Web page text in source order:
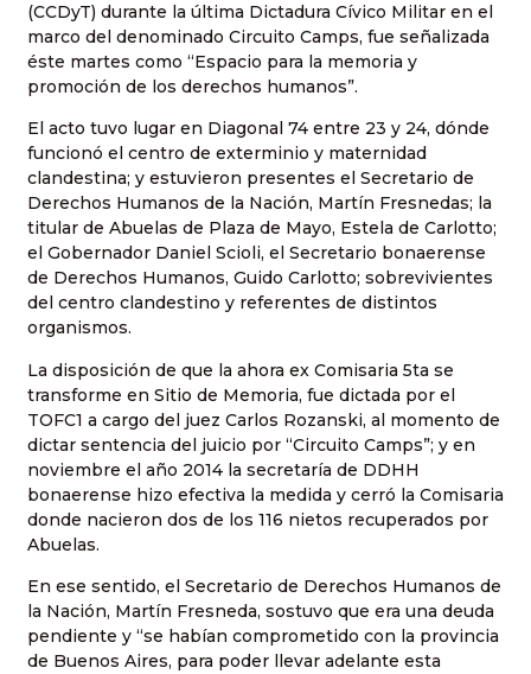
(CCDyT) durante la última Dictadura Cívico Militar en el
marco del denominado Circuito Camps, fue señalizada
éste martes como “Espacio para la memoria y
promoción de los derechos humanos”.
El acto tuvo lugar en Diagonal 74 entre 23 y 24, dónde
funcionó el centro de exterminio y maternidad
clandestina; y estuvieron presentes el Secretario de
Derechos Humanos de la Nación, Martín Fresnedas; la
titular de Abuelas de Plaza de Mayo, Estela de Carlotto;
el Gobernador Daniel Scioli, el Secretario bonaerense
de Derechos Humanos, Guido Carlotto; sobrevivientes
del centro clandestino y referentes de distintos
organismos.
La disposición de que la ahora ex Comisaria 5ta se
transforme en Sitio de Memoria, fue dictada por el
TOFC1 a cargo del juez Carlos Rozanski, al momento de
dictar sentencia del juicio por “Circuito Camps”; y en
noviembre el año 2014 la secretaría de DDHH
bonaerense hizo efectiva la medida y cerró la Comisaria
donde nacieron dos de los 116 nietos recuperados por
Abuelas.
En ese sentido, el Secretario de Derechos Humanos de
la Nación, Martín Fresneda, sostuvo que era una deuda
pendiente y “se habían comprometido con la provincia
de Buenos Aires, para poder llevar adelante esta